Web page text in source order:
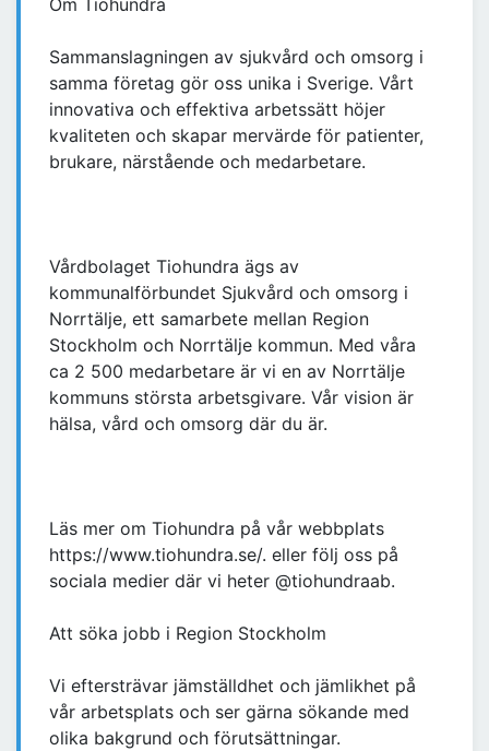
Om Tiohundra
Sammanslagningen av sjukvård och omsorg i
samma företag gör oss unika i Sverige. Vårt
innovativa och effektiva arbetssätt höjer
kvaliteten och skapar mervärde för patienter,
brukare, närstående och medarbetare.
Vårdbolaget Tiohundra ägs av
kommunalförbundet Sjukvård och omsorg i
Norrtälje, ett samarbete mellan Region
Stockholm och Norrtälje kommun. Med våra
ca 2 500 medarbetare är vi en av Norrtälje
kommuns största arbetsgivare. Vår vision är
hälsa, vård och omsorg där du är.
Läs mer om Tiohundra på vår webbplats
https://www.tiohundra.se/. eller följ oss på
sociala medier där vi heter @tiohundraab.
Att söka jobb i Region Stockholm
Vi eftersträvar jämställdhet och jämlikhet på
vår arbetsplats och ser gärna sökande med
olika bakgrund och förutsättningar.